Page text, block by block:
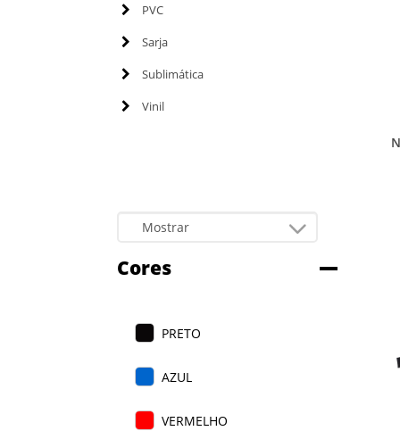
PVC
Sarja
Sublimática
Vinil
Cores
PRETO
AZUL
VERMELHO